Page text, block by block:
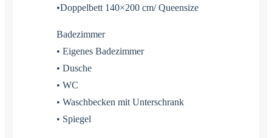
•Doppelbett 140×200 cm/ Queensize
Badezimmer
• Eigenes Badezimmer
• Dusche
• WC
• Waschbecken mit Unterschrank
• Spiegel